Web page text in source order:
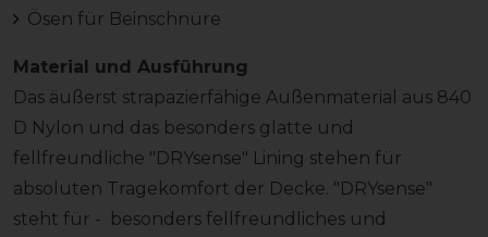
Ösen für Beinschnüre
Material und Ausführung
Das äußerst strapazierfähige Außenmaterial aus 840
D Nylon und das besonders glatte und
fellfreundliche "DRYsense" Lining stehen für
absoluten Tragekomfort der Decke. "DRYsense"
steht für - besonders fellfreundliches und